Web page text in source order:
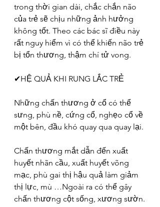
trong thời gian dài, chắc chắn não
của trẻ sẽ chịu những ảnh hưởng
không tốt. Theo các bác sĩ điều này
rất nguy hiểm vì có thể khiến não trẻ
bị tổn thương, thậm chí tử vong.
✔HỆ QUẢ KHI RUNG LẮC TRẺ
Những chấn thương ở cổ có thể
sưng, phù nề, cứng cổ, nghẹo cổ về
một bên, đầu khó quay qua quay lại.
Chấn thương mắt dẫn đến xuất
huyết nhãn cầu, xuất huyết võng
mạc, phù gai thị hậu quả làm giảm
thị lực, mù …Ngoài ra có thể gây
chấn thương cột sống, xương sườn.